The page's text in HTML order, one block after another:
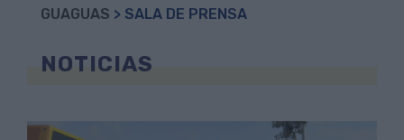
GUAGUAS > SALA DE PRENSA
NOTICIAS